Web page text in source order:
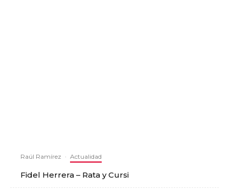
Raúl Ramírez · Actualidad
Fidel Herrera – Rata y Cursi